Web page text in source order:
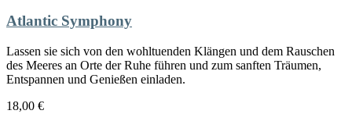
Atlantic Symphony
Lassen sie sich von den wohltuenden Klängen und dem Rauschen
des Meeres an Orte der Ruhe führen und zum sanften Träumen,
Entspannen und Genießen einladen.
18,00 €